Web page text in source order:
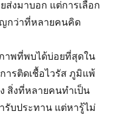
งมาบอก แต่การเลือก
กว่าที่หลายคนคิด
าพที่พบได้บ่อยที่สุดใน
ารติดเชื้อไวรัส ภูมิแพ้
สิ่งที่หลายคนทำเป็น
บประทาน แต่หารู้ไม่